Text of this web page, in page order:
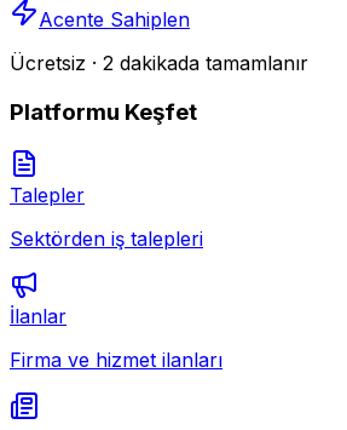
Acente Sahiplen
Ücretsiz · 2 dakikada tamamlanır
Platformu Keşfet
Talepler
Sektörden iş talepleri
İlanlar
Firma ve hizmet ilanları